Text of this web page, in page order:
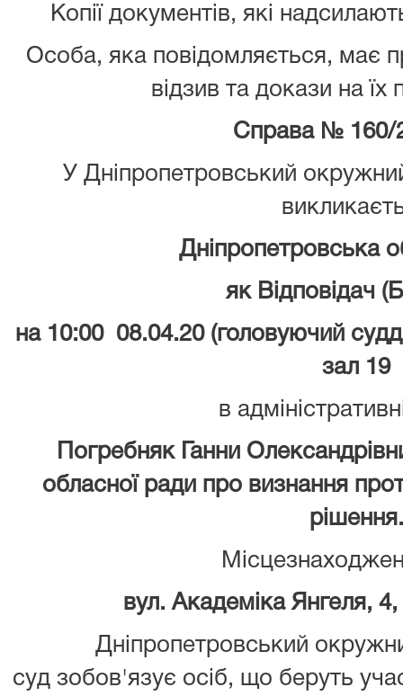
Копії документів, які
Особа, яка повідомляється, має
відзив та докази на їх
Справа № 160/
У Дніпропетровський
Дніпропетровська
як Відповідач
на 10:00 08.04.20 (головуючий
зал 19
в
Погребняк Ганни
обласної ради про визнання
рішення.
вул. Академіка Янгеля,
Дніпропетровський
суд зобов'язує осіб, що беруть